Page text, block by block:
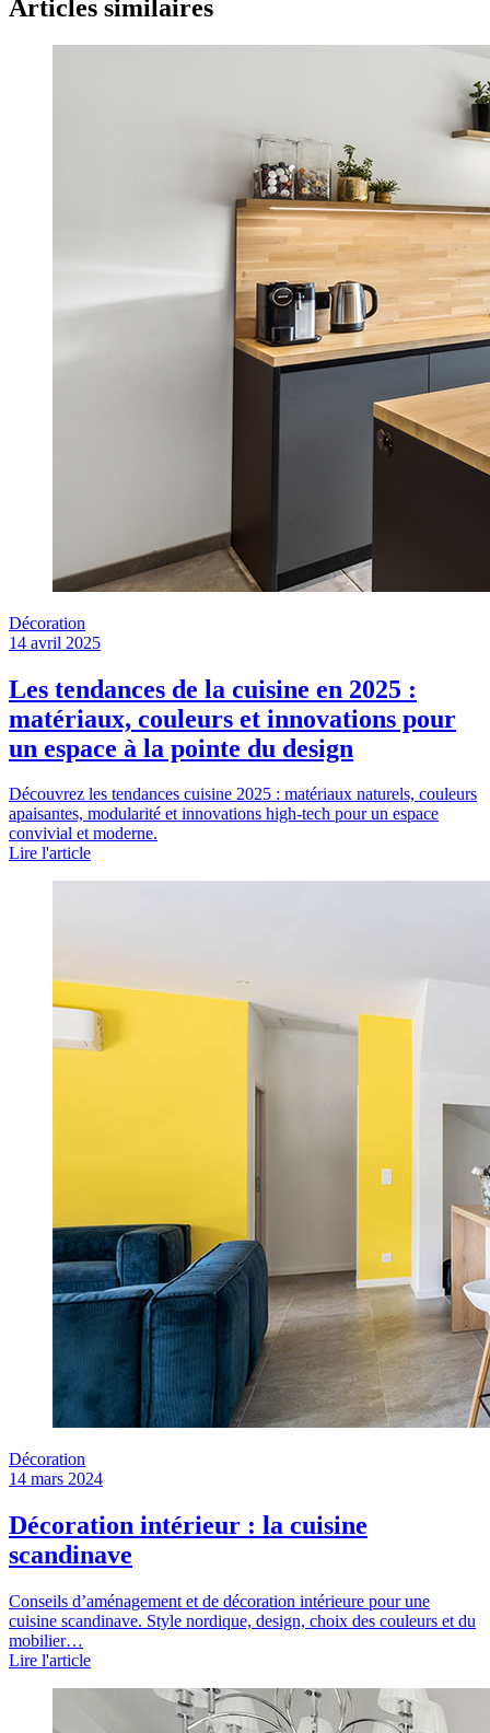
Articles similaires
Décoration
14 avril 2025
Les tendances de la cuisine en 2025 :
matériaux, couleurs et innovations pour
un espace à la pointe du design
Découvrez les tendances cuisine 2025 : matériaux naturels, couleurs
apaisantes, modularité et innovations high-tech pour un espace
convivial et moderne.
Lire l'article
Décoration
14 mars 2024
Décoration intérieur : la cuisine
scandinave
Conseils d’aménagement et de décoration intérieure pour une
cuisine scandinave. Style nordique, design, choix des couleurs et du
mobilier…
Lire l'article